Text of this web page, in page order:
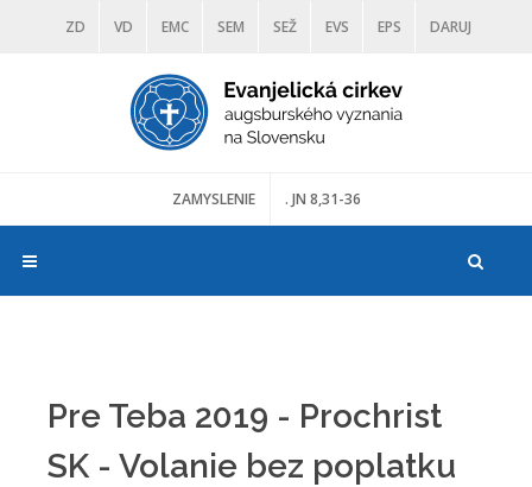
ZD VD EMC SEM SEŽ EVS EPS DARUJ
DIAKONIA ŠKOLY TRANOSCIUS
ZAMYSLENIE . JN 8,31-36
Pre Teba 2019 - Prochrist
SK - Volanie bez poplatku